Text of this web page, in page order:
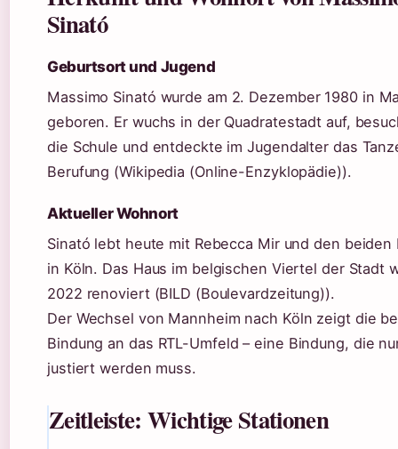
Sinató
Geburtsort und Jugend
Massimo Sinató wurde am 2. Dezember 1980 in
geboren. Er wuchs in der Quadratestadt auf,
die Schule und entdeckte im Jugendalter das
Berufung (Wikipedia (Online-Enzyklopädie)).
Aktueller Wohnort
Sinató lebt heute mit Rebecca Mir und den beiden
in Köln. Das Haus im belgischen Viertel der Stadt
2022 renoviert (BILD (Boulevardzeitung)).
Der Wechsel von Mannheim nach Köln zeigt die
Bindung an das RTL-Umfeld – eine Bindung, die
justiert werden muss.
Zeitleiste: Wichtige Stationen